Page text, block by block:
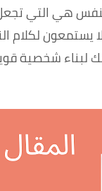
هي التي
لكلام
شخصية